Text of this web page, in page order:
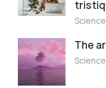
Science
The
Science